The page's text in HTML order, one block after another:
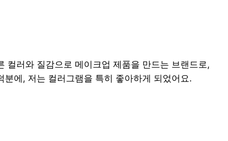
컬러와 질감으로 메이크업 제품을 만드는 브랜드로,
에, 저는 컬러그램을 특히 좋아하게 되었어요.